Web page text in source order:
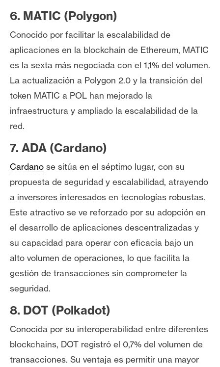
6. MATIC (Polygon)
Conocido por facilitar la escalabilidad de
aplicaciones en la blockchain de Ethereum, MATIC
es la sexta más negociada con el 1,1% del volumen.
La actualización a Polygon 2.0 y la transición del
token MATIC a POL han mejorado la
infraestructura y ampliado la escalabilidad de la
red.
7. ADA (Cardano)
Cardano se sitúa en el séptimo lugar, con su
propuesta de seguridad y escalabilidad, atrayendo
a inversores interesados en tecnologías robustas.
Este atractivo se ve reforzado por su adopción en
el desarrollo de aplicaciones descentralizadas y
su capacidad para operar con eficacia bajo un
alto volumen de operaciones, lo que facilita la
gestión de transacciones sin comprometer la
seguridad.
8. DOT (Polkadot)
Conocida por su interoperabilidad entre diferentes
blockchains, DOT registró el 0,7% del volumen de
transacciones. Su ventaja es permitir una mayor